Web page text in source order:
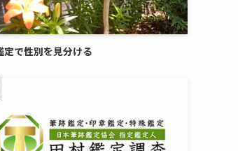
定で性別を見分ける